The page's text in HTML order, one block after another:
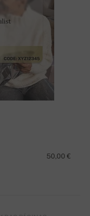
50,00 €